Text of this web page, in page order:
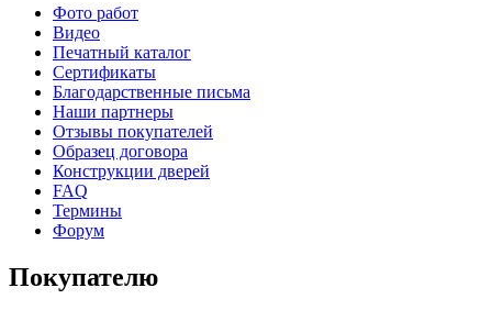
Фото работ
Видео
Печатный каталог
Сертификаты
Благодарственные письма
Наши партнеры
Отзывы покупателей
Образец договора
Конструкции дверей
FAQ
Термины
Форум
Покупателю